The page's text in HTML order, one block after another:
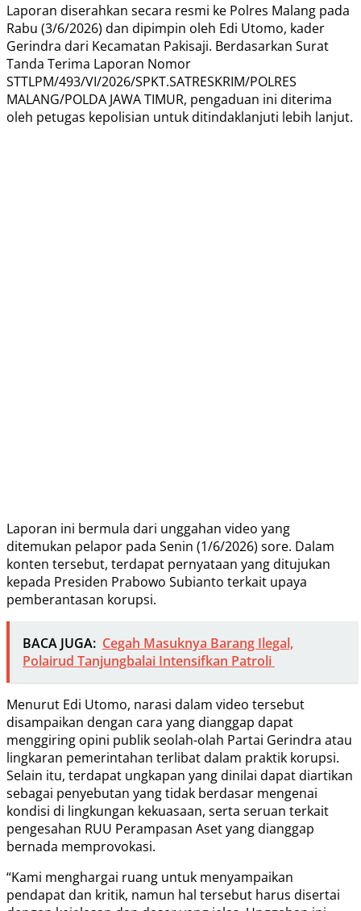
Laporan diserahkan secara resmi ke Polres Malang pada
Rabu (3/6/2026) dan dipimpin oleh Edi Utomo, kader
Gerindra dari Kecamatan Pakisaji. Berdasarkan Surat
Tanda Terima Laporan Nomor
STTLPM/493/VI/2026/SPKT.SATRESKRIM/POLRES
MALANG/POLDA JAWA TIMUR, pengaduan ini diterima
oleh petugas kepolisian untuk ditindaklanjuti lebih lanjut.
Laporan ini bermula dari unggahan video yang
ditemukan pelapor pada Senin (1/6/2026) sore. Dalam
konten tersebut, terdapat pernyataan yang ditujukan
kepada Presiden Prabowo Subianto terkait upaya
pemberantasan korupsi.
BACA JUGA: Cegah Masuknya Barang Ilegal,
Polairud Tanjungbalai Intensifkan Patroli
Menurut Edi Utomo, narasi dalam video tersebut
disampaikan dengan cara yang dianggap dapat
menggiring opini publik seolah-olah Partai Gerindra atau
lingkaran pemerintahan terlibat dalam praktik korupsi.
Selain itu, terdapat ungkapan yang dinilai dapat diartikan
sebagai penyebutan yang tidak berdasar mengenai
kondisi di lingkungan kekuasaan, serta seruan terkait
pengesahan RUU Perampasan Aset yang dianggap
bernada memprovokasi.
“Kami menghargai ruang untuk menyampaikan
pendapat dan kritik, namun hal tersebut harus disertai